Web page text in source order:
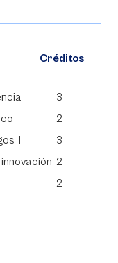
Créditos
3
2
1
3
2
2